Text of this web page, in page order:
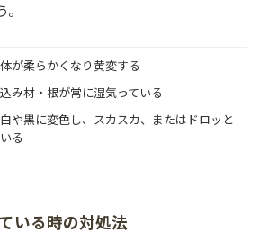
が柔らかくなり黄変する
み材・根が常に湿気っている
や黒に変色し、スカスカ、またはドロッと
る
いる時の対処法